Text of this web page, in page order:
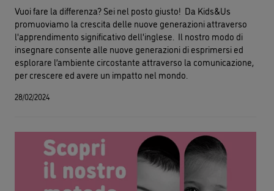
Vuoi fare la differenza? Sei nel posto giusto! Da Kids&Us
promuoviamo la crescita delle nuove generazioni attraverso
l'apprendimento significativo dell'inglese. Il nostro modo di
insegnare consente alle nuove generazioni di esprimersi ed
esplorare l’ambiente circostante attraverso la comunicazione,
per crescere ed avere un impatto nel mondo.
28/02/2024